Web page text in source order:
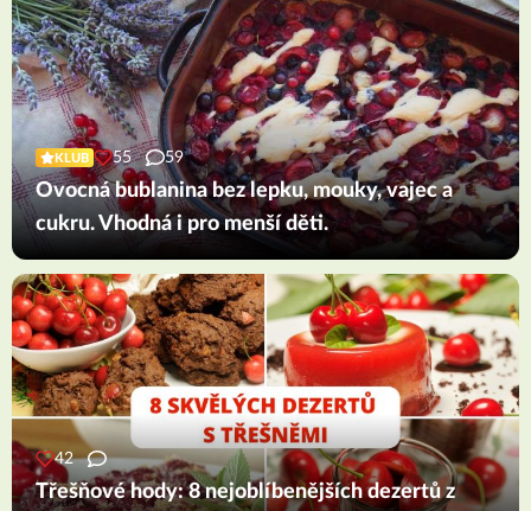
KLUB 55 59
Ovocná bublanina bez lepku, mouky, vajec a
cukru. Vhodná i pro menší děti.
42
Třešňové hody: 8 nejoblíbenějších dezertů z